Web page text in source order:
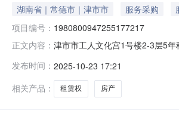
湖南省｜常德市｜津市市 服务采购
项目编号： 1980800947255177217
正文内容： 津市市工人文化宫1号楼2-3层5
发布时间： 2025-10-23 17:21
相关产品：
租赁权 房产